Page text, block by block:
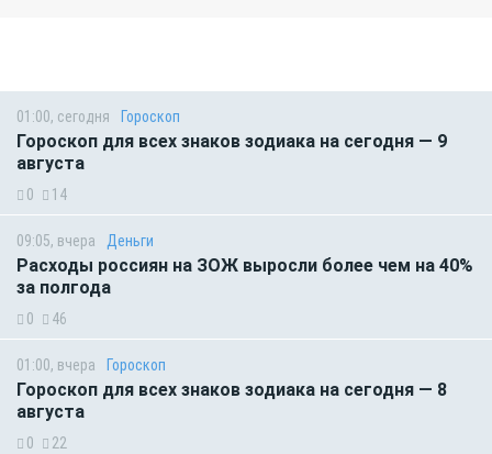
01:00, сегодня Гороскоп
Гороскоп для всех знаков зодиака на сегодня — 9
августа
0 14
09:05, вчера Деньги
Расходы россиян на ЗОЖ выросли более чем на 40%
за полгода
0 46
01:00, вчера Гороскоп
Гороскоп для всех знаков зодиака на сегодня — 8
августа
0 22